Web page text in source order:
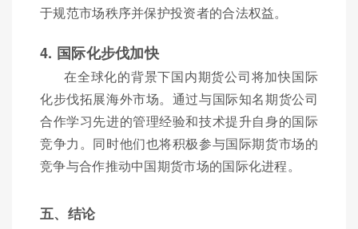
于规范市场秩序并保护投资者的合法权益。
4. 国际化步伐加快
在全球化的背景下国内期货公司将加快国际
化步伐拓展海外市场。通过与国际知名期货公司
合作学习先进的管理经验和技术提升自身的国际
竞争力。同时他们也将积极参与国际期货市场的
竞争与合作推动中国期货市场的国际化进程。
五、结论